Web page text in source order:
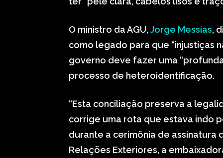
O ministro da AGU, Jorge Messias,
como legado para que “injustiças
governo deve fazer uma
processo de heteroidentificação.
“Esta conciliação preserva a
corrige uma rota que estava indo
durante a cerimônia de assinatura
Relações Exteriores, a